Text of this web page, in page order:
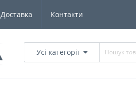
Доставка Контакти
Усі категорії